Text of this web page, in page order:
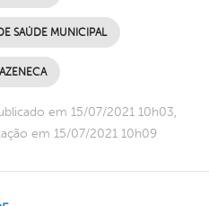
SAÚDE MUNICIPAL
em 15/07/2021 10h03,
em 15/07/2021 10h09